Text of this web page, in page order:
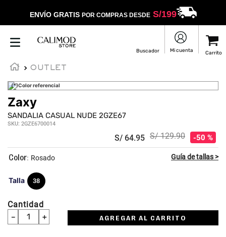
ENVÍO GRATIS POR COMPRAS DESDES/199
OUTLET
(*)Color referencial
Zaxy
SANDALIA CASUAL NUDE 2GZE67
SKU: 2GZE6700014
S/ 64.95 S/ 129.90 50 %
Talla 38
: Rosado
Cantidad
＋
－ AGREGAR AL CARRITO